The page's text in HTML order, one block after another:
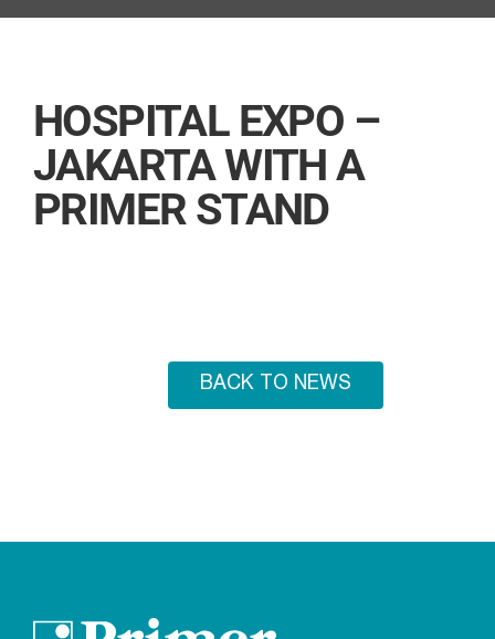
HOSPITAL EXPO –
JAKARTA WITH A
PRIMER STAND
BACK TO NEWS